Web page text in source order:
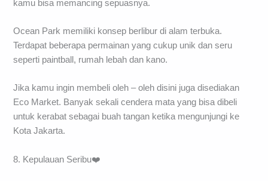
kamu bisa memancing sepuasnya.
Ocean Park memiliki konsep berlibur di alam terbuka.
Terdapat beberapa permainan yang cukup unik dan seru
seperti paintball, rumah lebah dan kano.
Jika kamu ingin membeli oleh – oleh disini juga disediakan
Eco Market. Banyak sekali cendera mata yang bisa dibeli
untuk kerabat sebagai buah tangan ketika mengunjungi ke
Kota Jakarta.
8. Kepulauan Seribu❤️